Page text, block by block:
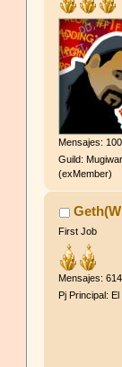
Mensajes:
Guild:
(exMember)
First Job
Mensajes: 614
Pj Principal: